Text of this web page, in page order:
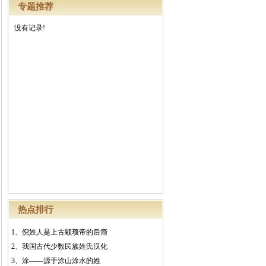
专题推荐
没有记录!
热点排行
1、 倪姓人是上古颛顼帝的后裔
2、 我国古代少数民族姓氏汉化
3、 涂——源于涂山涂水的姓